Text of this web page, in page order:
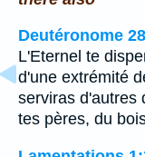
Deutéronome
L'Eternel te
d'une extrémité
serviras d'autres
tes pères, du